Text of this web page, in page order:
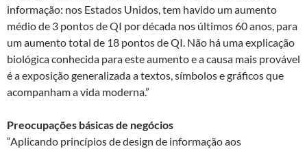
informação: nos Estados Unidos, tem havido um aumento
médio de 3 pontos de QI por década nos últimos 60 anos, para
um aumento total de 18 pontos de QI. Não há uma explicação
biológica conhecida para este aumento e a causa mais provável
é a exposição generalizada a textos, símbolos e gráficos que
acompanham a vida moderna.”
Preocupações básicas de negócios
“Aplicando princípios de design de informação aos